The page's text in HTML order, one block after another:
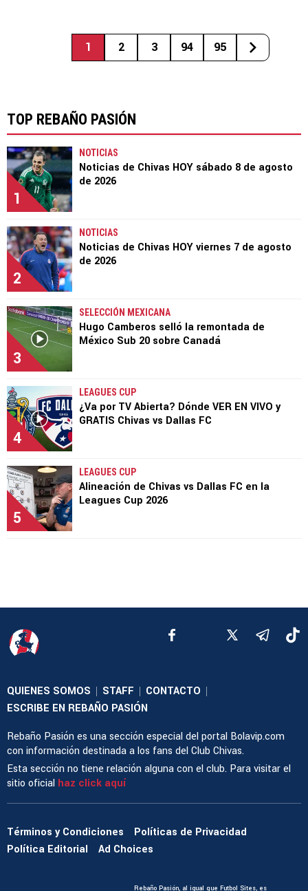
1 2 3 94 95
TOP REBAÑO PASIÓN
1
NOTICIAS
Noticias de Chivas HOY sábado 8 de agosto
de 2026
2
NOTICIAS
Noticias de Chivas HOY viernes 7 de agosto
de 2026
3
SELECCIÓN MEXICANA
Hugo Camberos selló la remontada de
México Sub 20 sobre Canadá
4
LEAGUES CUP
¿Va por TV Abierta? Dónde VER EN VIVO y
GRATIS Chivas vs Dallas FC
5
LEAGUES CUP
Alineación de Chivas vs Dallas FC en la
Leagues Cup 2026
QUIENES SOMOS | STAFF | CONTACTO |
ESCRIBE EN REBAÑO PASIÓN
Rebaño Pasión es una sección especial del portal Bolavip.com
con información destinada a los fans del Club Chivas.
Esta sección no tiene relación alguna con el club. Para visitar el
sitio oficial haz click aquí
Términos y Condiciones
Políticas de Privacidad
Política Editorial
Ad Choices
Rebaño Pasión, al igual que Futbol Sites, es